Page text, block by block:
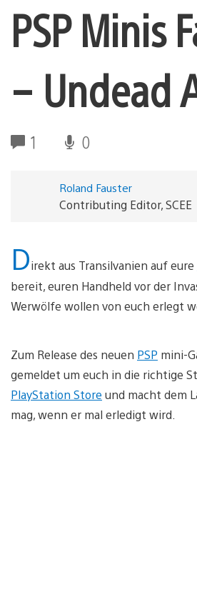
PSP Minis
– Undead
1 0
Roland Fauster
Contributing Editor, SCEE
Direkt aus Transilvanien auf eure
bereit, euren Handheld vor der
Werwölfe wollen von euch erlegt
Zum Release des neuen PSP mini-
gemeldet um euch in die richtige
PlayStation Store und macht dem
mag, wenn er mal erledigt wird.